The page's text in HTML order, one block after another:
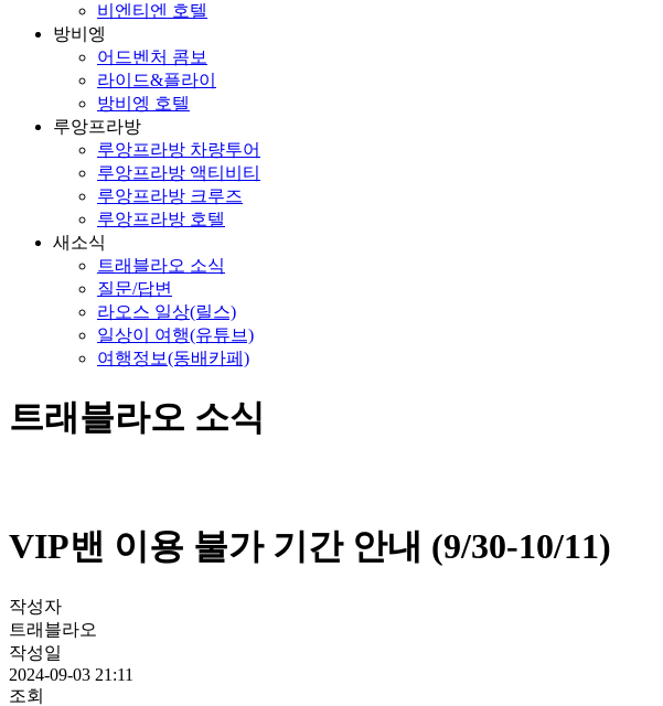
비엔티엔 호텔
방비엥
어드벤처 콤보
라이드&플라이
방비엥 호텔
루앙프라방
루앙프라방 차량투어
루앙프라방 액티비티
루앙프라방 크루즈
루앙프라방 호텔
새소식
트래블라오 소식
질문/답변
라오스 일상(릴스)
일상이 여행(유튜브)
여행정보(동배카페)
트래블라오 소식
VIP밴 이용 불가 기간 안내 (9/30-10/11)
작성자
트래블라오
작성일
2024-09-03 21:11
조회